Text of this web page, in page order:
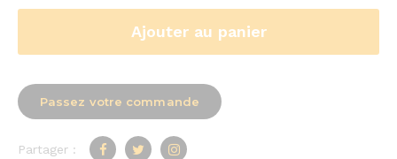
Ajouter au panier
Passez votre commande
Partager :